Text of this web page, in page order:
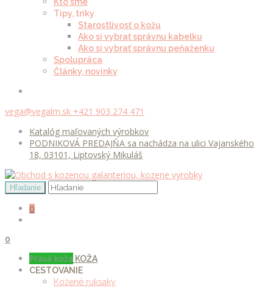
Tipy, triky
Starostlivosť o kožu
Ako si vybrať správnu kabelku
Ako si vybrať správnu peňaženku
Spolupráca
Články, novinky
vega@vegalm.sk +421 903 274 471
Katalóg maľovaných výrobkov
PODNIKOVÁ PREDAJŇA sa nachádza na ulici Vajanského
18, 03101, Liptovský Mikuláš
0
0
Pravá koža KOŽA
CESTOVANIE
Kožené ruksaky